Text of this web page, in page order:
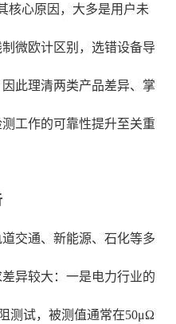
核心原因，大多是用户未
微欧计区别，选错设备导
此理清两类产品差异、掌
工作的可靠性提升至关重
交通、新能源、石化等多
异较大：一是电力行业的
测试，被测值通常在50μΩ